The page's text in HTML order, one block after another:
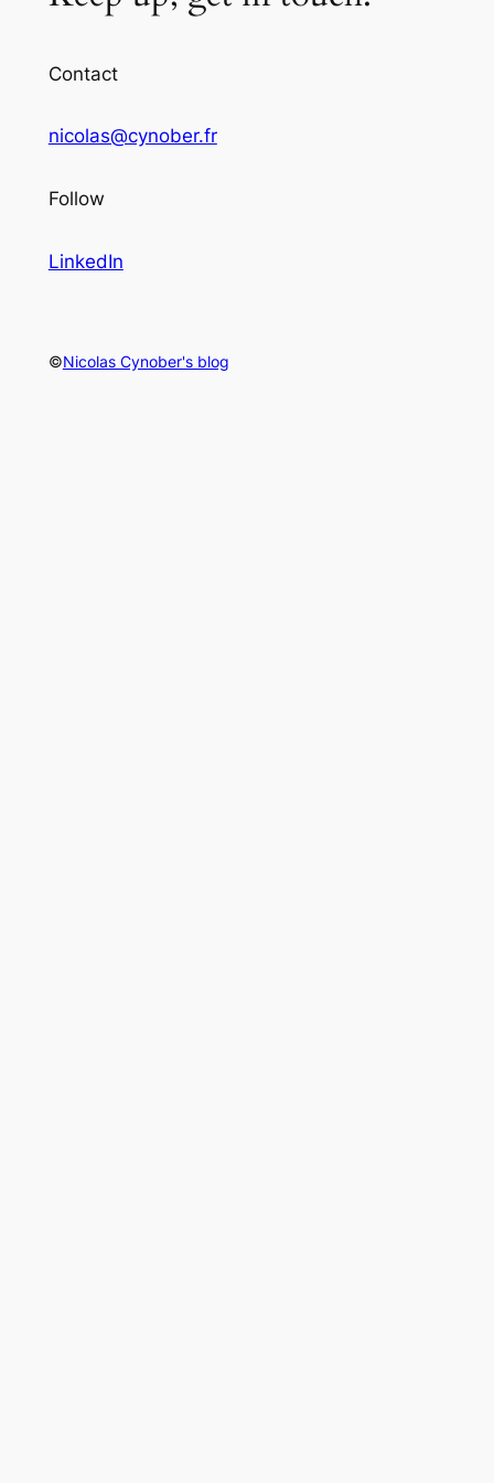
Contact
nicolas@cynober.fr
Follow
LinkedIn
©Nicolas Cynober's blog